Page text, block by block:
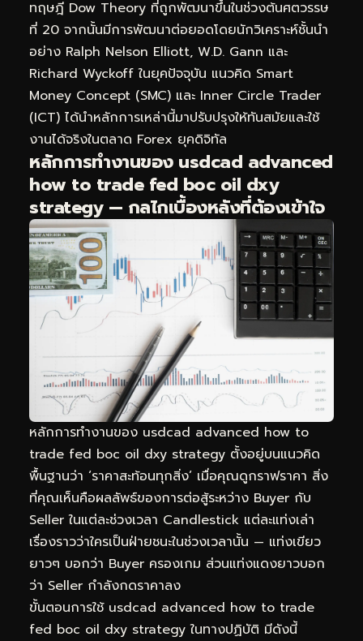
ทฤษฎี Dow Theory ที่ถูกพัฒนาขึ้นในช่วงต้นศตวรรษ
ที่ 20 จากนั้นมีการพัฒนาต่อยอดโดยนักวิเคราะห์ชั้นนำ
อย่าง Ralph Nelson Elliott, W.D. Gann และ
Richard Wyckoff ในยุคปัจจุบัน แนวคิด Smart
Money Concept (SMC) และ Inner Circle Trader
(ICT) ได้นำหลักการเหล่านี้มาปรับปรุงให้ทันสมัยและใช้
งานได้จริงในตลาด Forex ยุคดิจิทัล
หลักการทำงานของ usdcad advanced
how to trade fed boc oil dxy
strategy — กลไกเบื้องหลังที่ต้องเข้าใจ
หลักการทำงานของ usdcad advanced how to
trade fed boc oil dxy strategy ตั้งอยู่บนแนวคิด
พื้นฐานว่า ‘ราคาสะท้อนทุกสิ่ง’ เมื่อคุณดูกราฟราคา สิ่ง
ที่คุณเห็นคือผลลัพธ์ของการต่อสู้ระหว่าง Buyer กับ
Seller ในแต่ละช่วงเวลา Candlestick แต่ละแท่งเล่า
เรื่องราวว่าใครเป็นฝ่ายชนะในช่วงเวลานั้น — แท่งเขียว
ยาวๆ บอกว่า Buyer ครองเกม ส่วนแท่งแดงยาวบอก
ว่า Seller กำลังกดราคาลง
ขั้นตอนการใช้ usdcad advanced how to trade
fed boc oil dxy strategy ในทางปฏิบัติ มีดังนี้